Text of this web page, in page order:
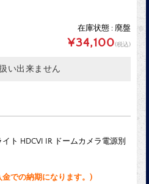
在庫状態 : 廃盤
¥34,100(税込)
い出来ません
ト HDCVI IR ドームカメラ電源別
での納期になります。)